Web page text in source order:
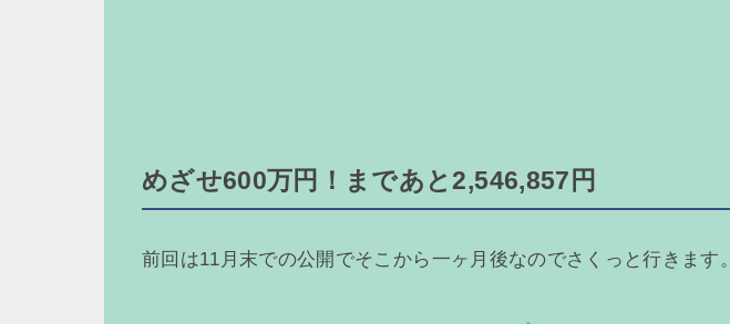
めざせ600万円！まであと2,546,857円
前回は11月末での公開でそこから一ヶ月後なのでさくっと行きます。